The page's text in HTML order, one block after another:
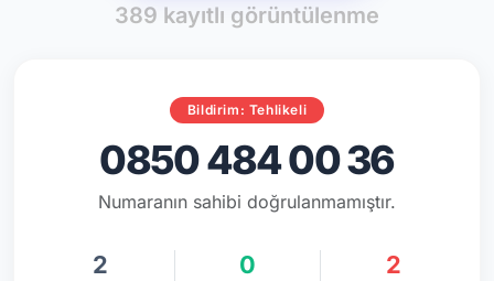
389 kayıtlı görüntülenme
Bildirim: Tehlikeli
0850 484 00 36
Numaranın sahibi doğrulanmamıştır.
2 0 2